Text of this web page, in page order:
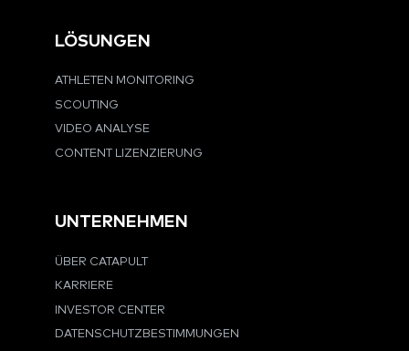
LÖSUNGEN
ATHLETEN MONITORING
SCOUTING
VIDEO ANALYSE
CONTENT LIZENZIERUNG
UNTERNEHMEN
ÜBER CATAPULT
KARRIERE
INVESTOR CENTER
DATENSCHUTZBESTIMMUNGEN